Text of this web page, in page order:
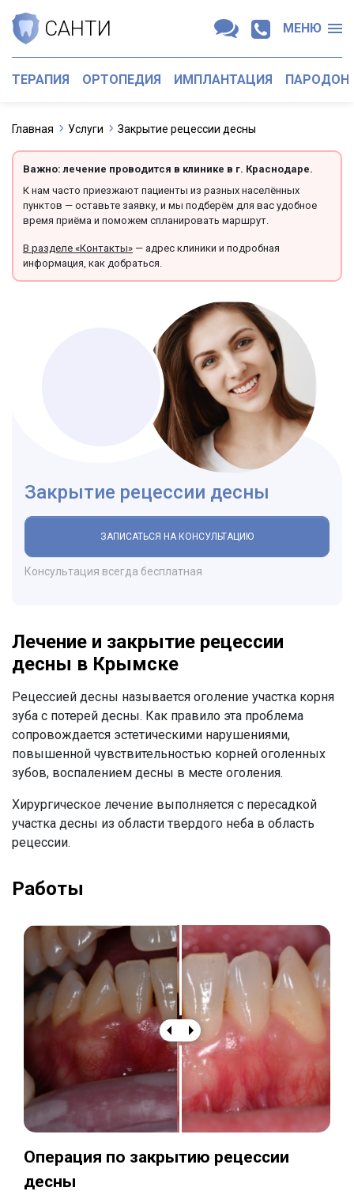
САНТИ МЕНЮ
ТЕРАПИЯ ОРТОПЕДИЯ ИМПЛАНТАЦИЯ
Главная Услуги Закрытие рецессии десны
Важно: лечение проводится в клинике в г. Краснодаре.
К нам часто приезжают пациенты из разных населённых
пунктов — оставьте заявку, и мы подберём для вас удобное
время приёма и поможем спланировать маршрут.
В разделе «Контакты» — адрес клиники и подробная
информация, как добраться.
Закрытие рецессии десны
ЗАПИСАТЬСЯ НА КОНСУЛЬТАЦИЮ
Консультация всегда бесплатная
Лечение и закрытие рецессии
десны в Крымске
Рецессией десны называется оголение участка корня
зуба с потерей десны. Как правило эта проблема
сопровождается эстетическими нарушениями,
повышенной чувствительностью корней оголенных
зубов, воспалением десны в месте оголения.
Хирургическое лечение выполняется с пересадкой
участка десны из области твердого неба в область
рецессии.
Работы
Операция по закрытию рецессии
десны